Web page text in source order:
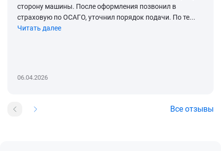
сторону машины. После оформления позвонил в
страховую по ОСАГО, уточнил порядок подачи. По те...
Читать далее
06.04.2026
Все отзывы